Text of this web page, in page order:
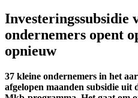
Investeringssubsidie
ondernemers opent
opnieuw
37 kleine ondernemers in het
afgelopen maanden subsidie uit